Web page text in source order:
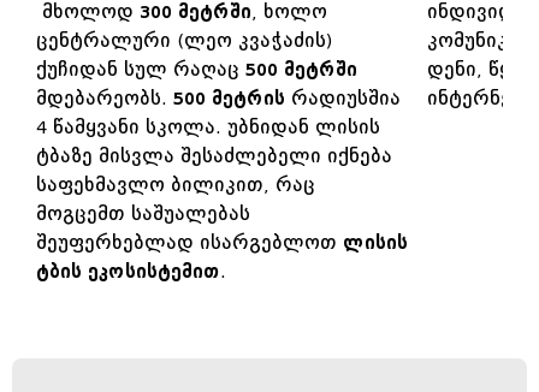
მხოლოდ 300 მეტრში , ხოლო
ცენტრალური (ლეო კვაჭაძის)
ქუჩიდან სულ რაღაც 500 მეტრში
მდებარეობს. 500 მეტრის რადიუსშია
4 წამყვანი სკოლა. უბნიდან ლისის
ტბაზე მისვლა შესაძლებელი იქნება
საფეხმავლო ბილიკით, რაც
მოგცემთ საშუალებას
შეუფერხებლად ისარგებლოთ ლისის
ტბის ეკოსისტემით.
დენი,